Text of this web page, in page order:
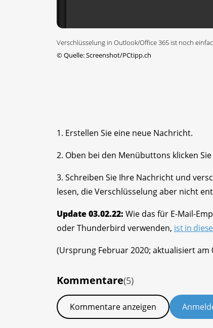
Verschlüsselung in Outlook/Office 365 ist noch
©Quelle: Screenshot/PCtipp.ch
1. Erstellen Sie eine neue Nachricht.
2. Oben bei den Menübuttons klicken
3. Schreiben Sie Ihre Nachricht und
lesen, die Verschlüsselung aber nicht
Update 03.02.22: Wie das für E-Mail-
oder Thunderbird verwenden, ist in
(Ursprung Februar 2020; aktualisiert am
Kommentare(5)
Kommentare anzeigen